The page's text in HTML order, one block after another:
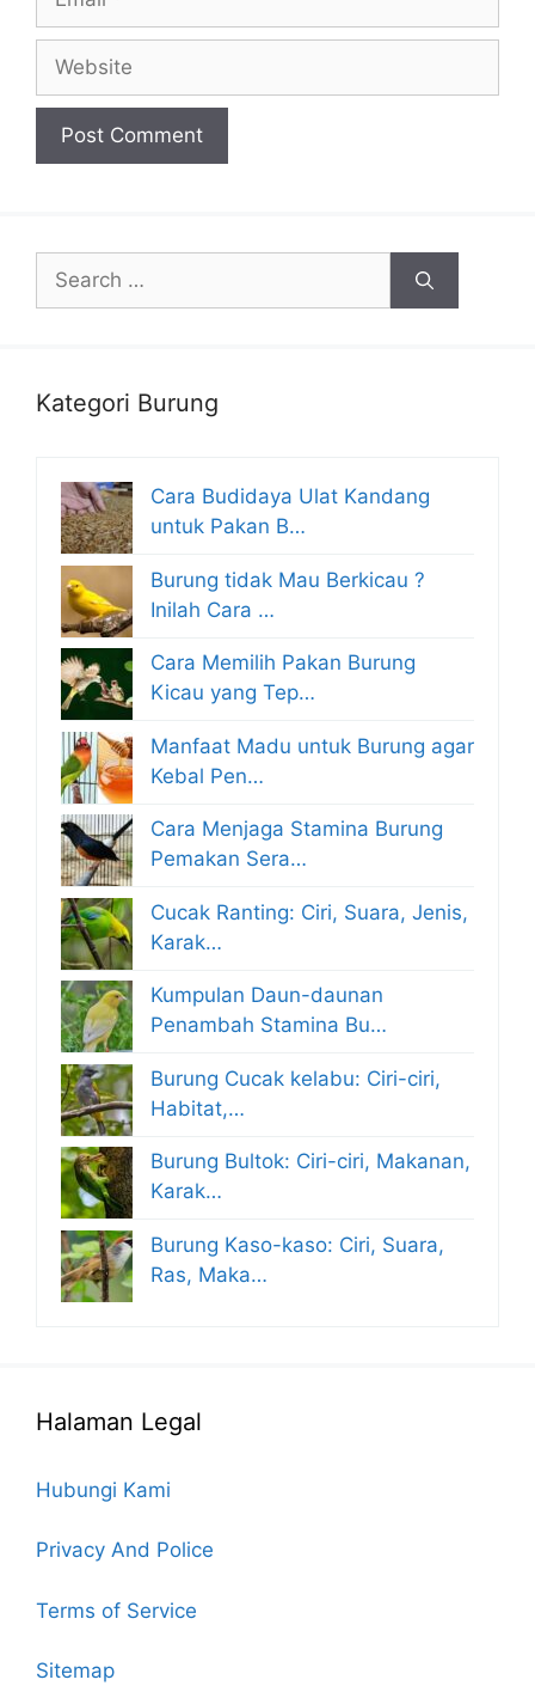
Website
Search
for:
Kategori Burung
Cara Budidaya Ulat Kandang
untuk Pakan B…
Burung tidak Mau Berkicau ?
Inilah Cara …
Cara Memilih Pakan Burung
Kicau yang Tep…
Manfaat Madu untuk Burung agar
Kebal Pen…
Cara Menjaga Stamina Burung
Pemakan Sera…
Cucak Ranting: Ciri, Suara, Jenis,
Karak…
Kumpulan Daun-daunan
Penambah Stamina Bu…
Burung Cucak kelabu: Ciri-ciri,
Habitat,…
Burung Bultok: Ciri-ciri, Makanan,
Karak…
Burung Kaso-kaso: Ciri, Suara,
Ras, Maka…
Halaman Legal
Hubungi Kami
Privacy And Police
Terms of Service
Sitemap